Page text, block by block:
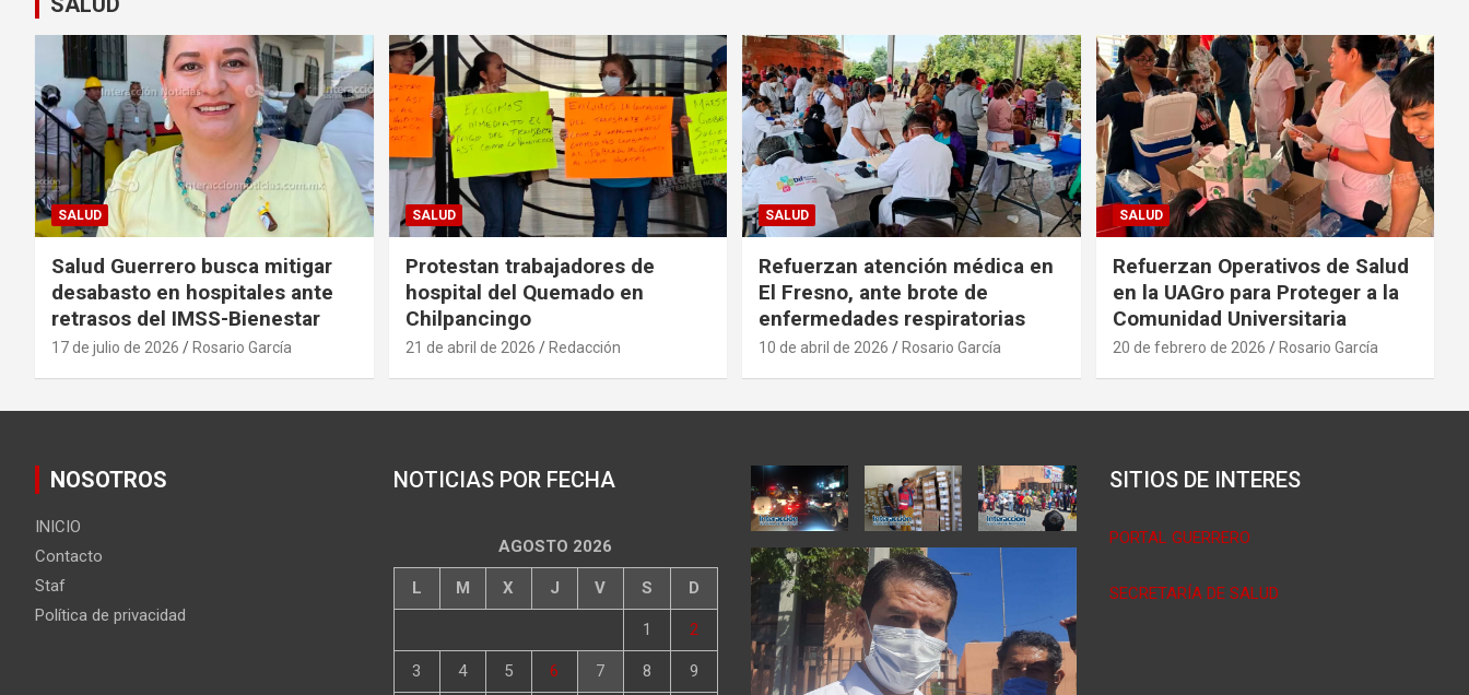
SALUD
Salud Guerrero busca mitigar
desabasto en hospitales ante
retrasos del IMSS-Bienestar
17 de julio de 2026 Rosario García
SALUD
Protestan trabajadores de
hospital del Quemado en
Chilpancingo
21 de abril de 2026 Redacción
SALUD
Refuerzan atención médica en
El Fresno, ante brote de
enfermedades respiratorias
10 de abril de 2026 Rosario García
SALUD
Refuerzan Operativos de Salud
en la UAGro para Proteger a la
Comunidad Universitaria
20 de febrero de 2026 Rosario García
NOSOTROS
INICIO
Contacto
Staf
Política de privacidad
NOTICIAS POR FECHA
AGOSTO 2026
L M X J V S D
1 2
3 4 5 6 7 8 9
SITIOS DE INTERES
PORTAL GUERRERO
SECRETARÍA DE SALUD